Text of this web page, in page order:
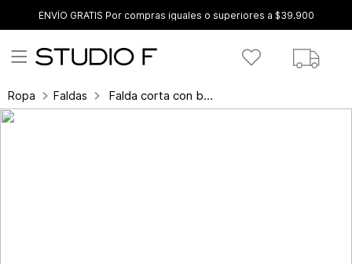
ENVÍO GRATIS Por compras iguales o superiores a $39.900
Ropa Faldas Falda corta con bolsillos, efecto cuero